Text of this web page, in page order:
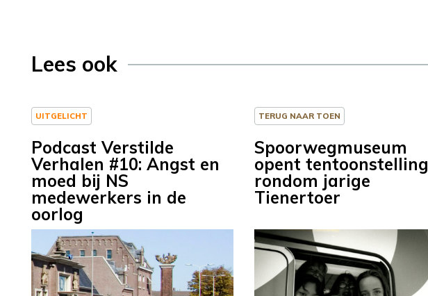
Lees ook
UITGELICHT
Podcast Verstilde
Verhalen #10: Angst en
moed bij NS
medewerkers in de
oorlog
TERUG NAAR TOEN
Spoorwegmuseum
opent tentoonstelling
rondom jarige
Tienertoer